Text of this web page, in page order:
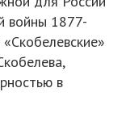
войны 1877-
в